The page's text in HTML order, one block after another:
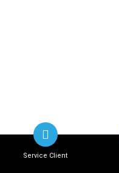
Service Client